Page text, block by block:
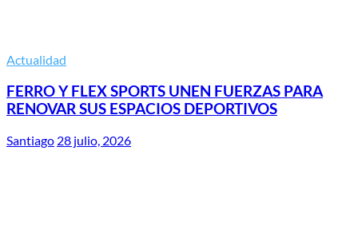
Actualidad
FERRO Y FLEX SPORTS UNEN FUERZAS PARA
RENOVAR SUS ESPACIOS DEPORTIVOS
Santiago 28 julio, 2026